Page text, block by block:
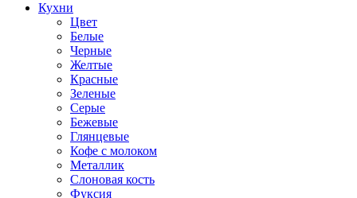
Кухни
Цвет
Белые
Черные
Желтые
Красные
Зеленые
Серые
Бежевые
Глянцевые
Кофе с молоком
Металлик
Слоновая кость
Фуксия